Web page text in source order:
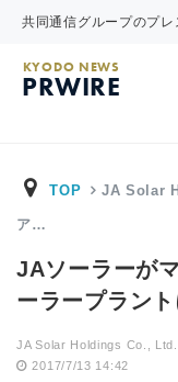
共同通信グループのプ
KYODO NEWS
PRWIRE
TOP JA Solar
ア…
JAソーラーが
ーラープラン
JA Solar Holdings Co., Ltd.
2017/7/13 14:42